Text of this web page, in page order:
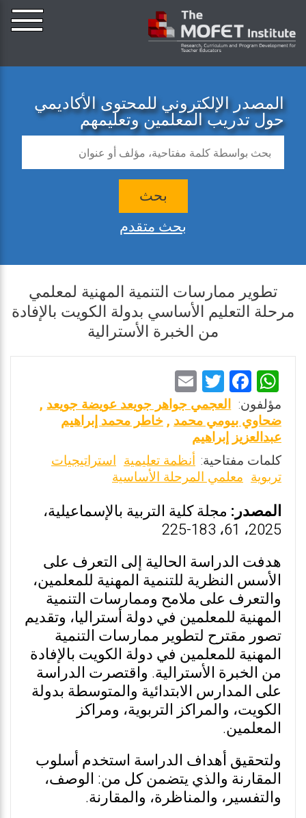
المصدر الإلكتروني للمحتوى الأكاديمي
حول تدريب المعلمين وتعليمهم
بحث
بحث متقدم
تطوير ممارسات التنمية المهنية لمعلمي
مرحلة التعليم الأساسي بدولة الكويت بالإفادة
من الخبرة الأسترالية
W
h
at
s
A
p
p
F
a
ce
b
o
o
k
T
wi
tt
er
m
ai
مؤلفون: العجمي جواهر جويعد عويضة جويعد,
ضحاوي بيومي محمد ,خاطر محمد إبراهيم
عبدالعزيز إبراهيم
كلمات مفتاحية: أنظمة تعليمية استراتيجيات
تربوية معلمي المرحلة الأساسية
المصدر: مجلة كلية التربية بالإسماعيلية،
2025، 61، 183-225
هدفت الدراسة الحالية إلى التعرف على
الأسس النظرية للتنمية المهنية للمعلمين،
والتعرف على ملامح وممارسات التنمية
المهنية للمعلمين في دولة أستراليا، وتقديم
تصور مقترح لتطوير ممارسات التنمية
المهنية للمعلمين في دولة الكويت بالإفادة
من الخبرة الأسترالية. واقتصرت الدراسة
على المدارس الابتدائية والمتوسطة بدولة
الكويت، والمراكز التربوية، ومراكز
المعلمين.
ولتحقيق أهداف الدراسة استخدم أسلوب
المقارنة والذي يتضمن كل من: الوصف،
والتفسير، والمناظرة، والمقارنة.